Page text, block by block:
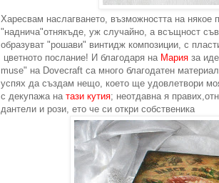
Харесвам наслагването, възможността на
"наднича"отнякъде, уж случайно, а всъщност
образуват "рошави" винтидж композиции, с
цветното послание! И благодаря на Мария за
muse" на Dovecraft са много благодатен
успях да създам нещо, което ще удовлетвори
с декупажа на тази кутия; неотдавна я
дантели и рози, ето че си откри собственика